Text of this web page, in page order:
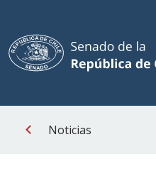
Noticias